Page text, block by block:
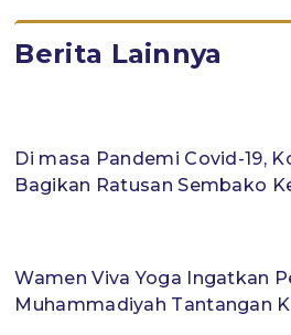
Berita Lainnya
Di masa Pandemi Covid-19,
Bagikan Ratusan Sembako
Wamen Viva Yoga Ingatkan
Muhammadiyah Tantangan